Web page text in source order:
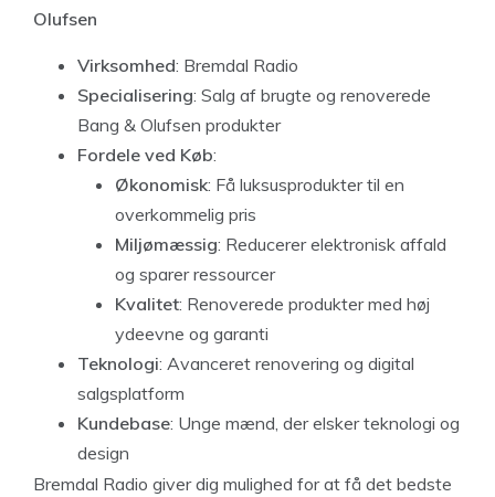
Olufsen
Virksomhed: Bremdal Radio
Specialisering: Salg af brugte og renoverede
Bang & Olufsen produkter
Fordele ved Køb:
Økonomisk: Få luksusprodukter til en
overkommelig pris
Miljømæssig: Reducerer elektronisk affald
og sparer ressourcer
Kvalitet: Renoverede produkter med høj
ydeevne og garanti
Teknologi: Avanceret renovering og digital
salgsplatform
Kundebase: Unge mænd, der elsker teknologi og
design
Bremdal Radio giver dig mulighed for at få det bedste